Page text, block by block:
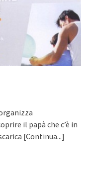
il papà che c’è in
[Continua...]